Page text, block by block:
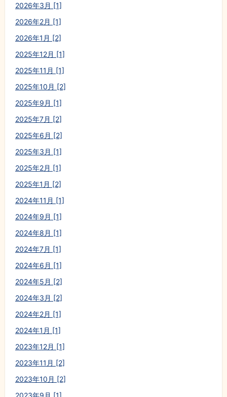
2026年3月 [1]
2026年2月 [1]
2026年1月 [2]
2025年12月 [1]
2025年11月 [1]
2025年10月 [2]
2025年9月 [1]
2025年7月 [2]
2025年6月 [2]
2025年3月 [1]
2025年2月 [1]
2025年1月 [2]
2024年11月 [1]
2024年9月 [1]
2024年8月 [1]
2024年7月 [1]
2024年6月 [1]
2024年5月 [2]
2024年3月 [2]
2024年2月 [1]
2024年1月 [1]
2023年12月 [1]
2023年11月 [2]
2023年10月 [2]
2023年9月 [1]